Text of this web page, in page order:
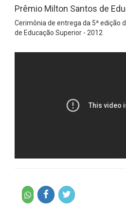
Prêmio Milton Santos de
Cerimônia de entrega da 5ª edição
de Educação Superior - 2012